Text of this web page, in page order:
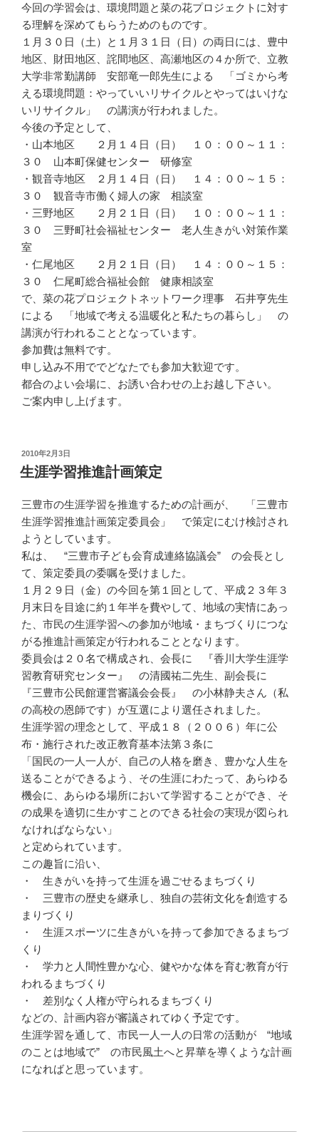
今回の学習会は、環境問題と菜の花プロジェクトに対す
る理解を深めてもらうためのものです。
１月３０日（土）と１月３１日（日）の両日には、豊中
地区、財田地区、詫間地区、高瀬地区の４か所で、立教
大学非常勤講師 安部竜一郎先生による 「ゴミから考
える環境問題：やっていいリサイクルとやってはいけな
いリサイクル」 の講演が行われました。
今後の予定として、
・山本地区 ２月１４日（日） １０：００～１１：
３０ 山本町保健センター 研修室
・観音寺地区 ２月１４日（日） １４：００～１５：
３０ 観音寺市働く婦人の家 相談室
・三野地区 ２月２１日（日） １０：００～１１：
３０ 三野町社会福祉センター 老人生きがい対策作業
室
・仁尾地区 ２月２１日（日） １４：００～１５：
３０ 仁尾町総合福祉会館 健康相談室
で、菜の花プロジェクトネットワーク理事 石井亨先生
による 「地域で考える温暖化と私たちの暮らし」 の
講演が行われることとなっています。
参加費は無料です。
申し込み不用ででどなたでも参加大歓迎です。
都合のよい会場に、お誘い合わせの上お越し下さい。
ご案内申し上げます。
投
稿
日:
2010年2月3日
生涯学習推進計画策定
三豊市の生涯学習を推進するための計画が、 「三豊市
生涯学習推進計画策定委員会」 で策定にむけ検討され
ようとしています。
私は、 “三豊市子ども会育成連絡協議会” の会長とし
て、策定委員の委嘱を受けました。
１月２９日（金）の今回を第１回として、平成２３年３
月末日を目途に約１年半を費やして、地域の実情にあっ
た、市民の生涯学習への参加が地域・まちづくりにつな
がる推進計画策定が行われることとなります。
委員会は２０名で構成され、会長に 『香川大学生涯学
習教育研究センター』 の清國祐二先生、副会長に
『三豊市公民館運営審議会会長』 の小林静夫さん（私
の高校の恩師です）が互選により選任されました。
生涯学習の理念として、平成１８（２００６）年に公
布・施行された改正教育基本法第３条に
「国民の一人一人が、自己の人格を磨き、豊かな人生を
送ることができるよう、その生涯にわたって、あらゆる
機会に、あらゆる場所において学習することができ、そ
の成果を適切に生かすことのできる社会の実現が図られ
なければならない」
と定められています。
この趣旨に沿い、
・ 生きがいを持って生涯を過ごせるまちづくり
・ 三豊市の歴史を継承し、独自の芸術文化を創造する
まりづくり
・ 生涯スポーツに生きがいを持って参加できるまちづ
くり
・ 学力と人間性豊かな心、健やかな体を育む教育が行
われるまちづくり
・ 差別なく人権が守られるまちづくり
などの、計画内容が審議されてゆく予定です。
生涯学習を通して、市民一人一人の日常の活動が “地域
のことは地域で” の市民風土へと昇華を導くような計画
になればと思っています。